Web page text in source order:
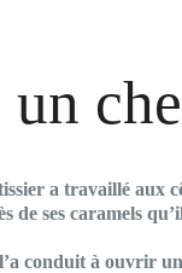
un
a travaillé aux
de ses caramels
conduit à ouvrir